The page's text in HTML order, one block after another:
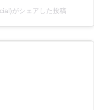
がシェアした投稿